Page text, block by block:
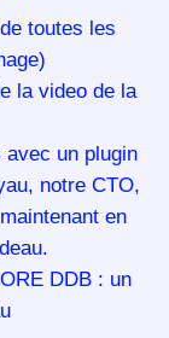
toutes les
la video de la
un plugin
notre CTO,
en
DDB : un